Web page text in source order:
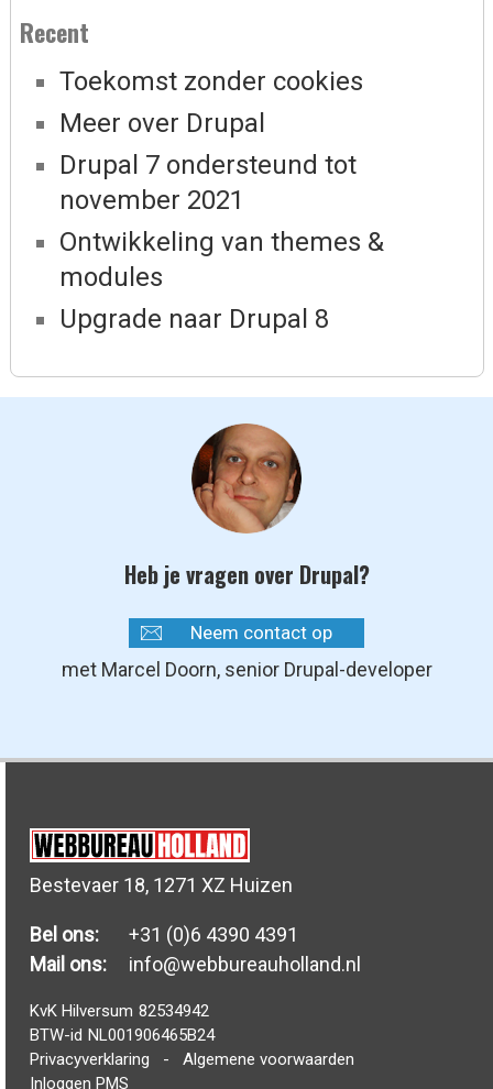
Recent
Toekomst zonder cookies
Meer over Drupal
Drupal 7 ondersteund tot
november 2021
Ontwikkeling van themes &
modules
Upgrade naar Drupal 8
Heb je vragen over Drupal?
Neem contact op
met Marcel Doorn, senior Drupal-developer
Bestevaer 18, 1271 XZ Huizen
Bel ons:
+31 (0)6 4390 4391
Mail ons:
info@webbureauholland.nl
KvK Hilversum 82534942
BTW-id NL001906465B24
Privacyverklaring -Algemene voorwaarden
Inloggen PMS